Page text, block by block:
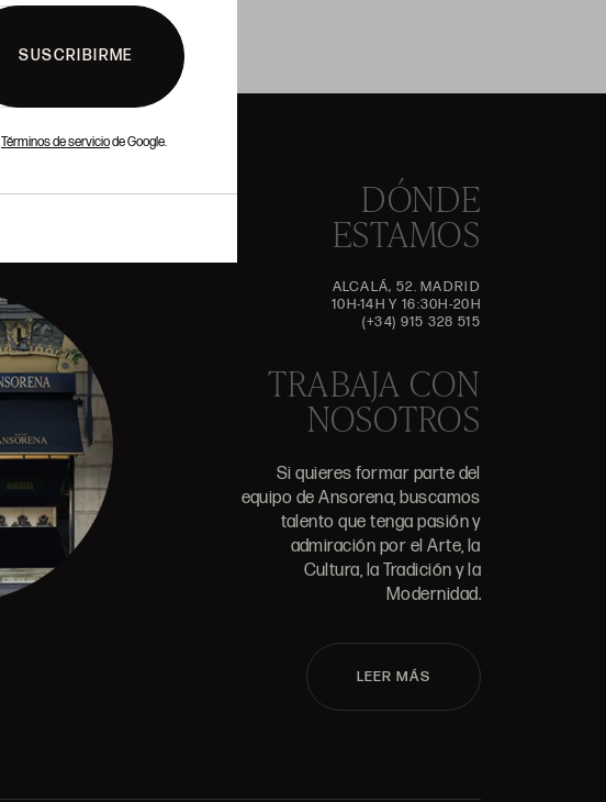
SUSCRIBIRME
Términos de serviciode Google.
DÓNDE
ESTAMOS
ALCALÁ, 52. MADRID
10H-14H Y 16:30H-20H
(+34) 915 328 515
TRABAJA CON
NOSOTROS
Si quieres formar parte del
equipo de Ansorena, buscamos
talento que tenga pasión y
admiración por el Arte, la
Cultura, la Tradición y la
Modernidad.
LEER MÁS